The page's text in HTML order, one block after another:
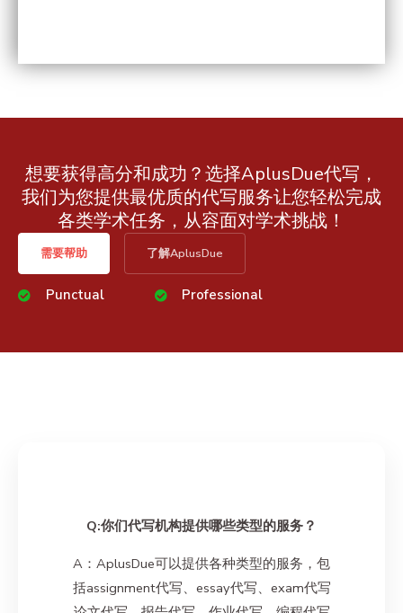
想要获得高分和成功？选择AplusDue代写，
我们为您提供最优质的代写服务让您轻松完成
各类学术任务，从容面对学术挑战！
需要帮助 了解AplusDue
Punctual Professional
Q:你们代写机构提供哪些类型的服务？
A：AplusDue可以提供各种类型的服务，包
括assignment代写、essay代写、exam代写